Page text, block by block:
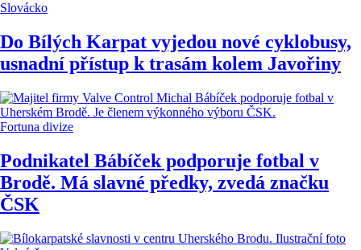
Slovácko
Do Bílých Karpat vyjedou nové cyklobusy,
usnadní přístup k trasám kolem Javořiny
Fortuna divize
Podnikatel Bábíček podporuje fotbal v
Brodě. Má slavné předky, zvedá značku
ČSK